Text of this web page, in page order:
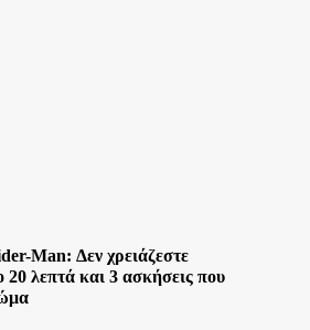
Man: Δεν χρειάζεστε
λεπτά και 3 ασκήσεις που